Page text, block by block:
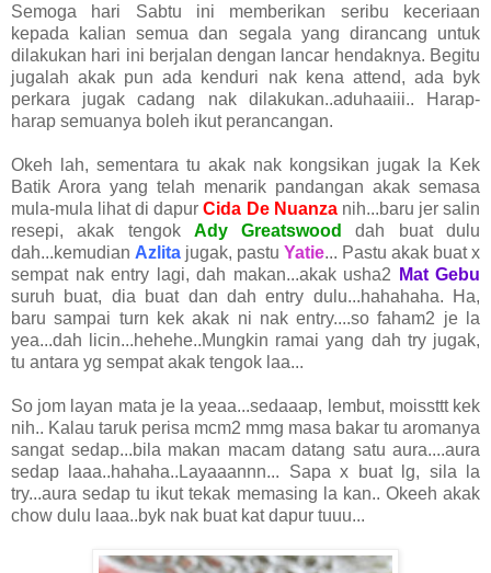
Semoga hari Sabtu ini memberikan seribu keceriaan
kepada kalian semua dan segala yang dirancang untuk
dilakukan hari ini berjalan dengan lancar hendaknya. Begitu
jugalah akak pun ada kenduri nak kena attend, ada byk
perkara jugak cadang nak dilakukan..aduhaaiii.. Harap-
harap semuanya boleh ikut perancangan.
Okeh lah, sementara tu akak nak kongsikan jugak la Kek
Batik Arora yang telah menarik pandangan akak semasa
mula-mula lihat di dapurCida De Nuanzanih...baru jer salin
resepi, akak tengok Ady Greatswood
dah buat dulu
dah...kemudian Azlita jugak, pastu Yatie... Pastu akak buat x
sempat nak entry lagi, dah makan...akak usha2
Mat Gebu
suruh buat, dia buat dan dah entry dulu...hahahaha. Ha,
baru sampai turn kek akak ni nak entry....so faham2 je la
yea...dah licin...hehehe..Mungkin ramai yang dah try jugak,
tu antara yg sempat akak tengok laa...
So jom layan mata je la yeaa...sedaaap, lembut, moissttt kek
nih.. Kalau taruk perisa mcm2 mmg masa bakar tu aromanya
sangat sedap...bila makan macam datang satu aura....aura
sedap laaa..hahaha..Layaaannn... Sapa x buat lg, sila la
try...aura sedap tu ikut tekak memasing la kan.. Okeeh akak
chow dulu laaa..byk nak buat kat dapur tuuu...